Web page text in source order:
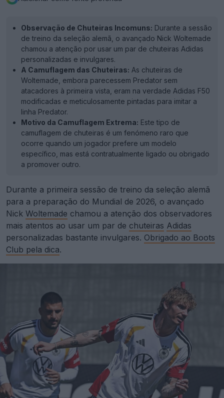
Observação de Chuteiras Incomuns: Durante a sessão
de treino da seleção alemã, o avançado Nick Woltemade
chamou a atenção por usar um par de chuteiras Adidas
personalizadas e invulgares.
A Camuflagem das Chuteiras: As chuteiras de
Woltemade, embora parecessem Predator sem
atacadores à primeira vista, eram na verdade Adidas F50
modificadas e meticulosamente pintadas para imitar a
linha Predator.
Motivo da Camuflagem Extrema: Este tipo de
camuflagem de chuteiras é um fenómeno raro que
ocorre quando um jogador prefere um modelo
específico, mas está contratualmente ligado ou obrigado
a promover outro.
Durante a primeira sessão de treino da seleção alemã
para a preparação do Mundial de 2026, o avançado
Nick Woltemade chamou a atenção dos observadores
mais atentos ao usar um par de chuteiras Adidas
personalizadas bastante invulgares. Obrigado ao Boots
Club pela dica.